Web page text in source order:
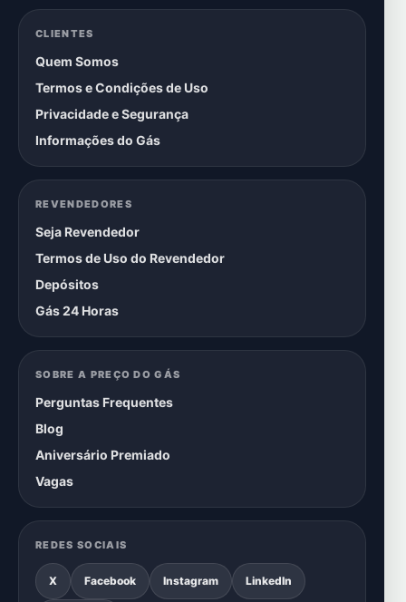
CLIENTES
Quem Somos
Termos e Condições de Uso
Privacidade e Segurança
Informações do Gás
REVENDEDORES
Seja Revendedor
Termos de Uso do Revendedor
Depósitos
Gás 24 Horas
SOBRE A PREÇO DO GÁS
Perguntas Frequentes
Blog
Aniversário Premiado
Vagas
REDES SOCIAIS
X Facebook Instagram LinkedIn